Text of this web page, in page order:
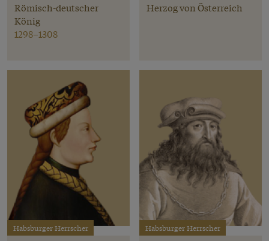
Römisch-deutscher
König
1298–1308
Herzog von Österreich
Habsburger Herrscher Habsburger Herrscher